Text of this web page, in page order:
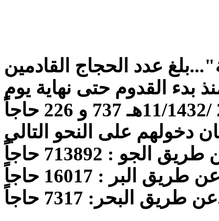
عدد الحجاج القادمين
بدء القدوم حتى نهاية يوم